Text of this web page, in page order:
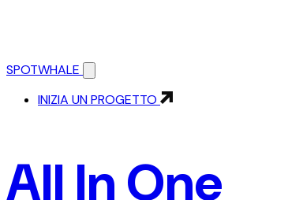
SPOTWHALE
INIZIA UN PROGETTO
All In One